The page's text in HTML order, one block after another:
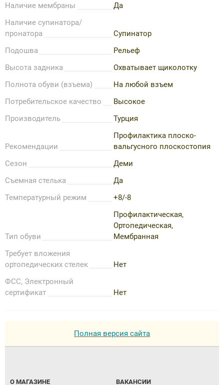
Наличие мембраны
Да
Наличие супинатора/
пронатора
Супинатор
Подошва
Рельеф
Высота задника
Охватывает щиколотку
Полнота обуви (взъема)
На любой взъем
Потребительское качество
Высокое
Производитель
Турция
Рекомендации
Профилактика плоско-
вальгусного плоскостопия
Сезон
Деми
Съемная стелька
Да
Температурный режим
+8/-8
Тип обуви
Профилактическая,
Ортопедическая,
Мембранная
Требует вложения
ортопедических стелек
Нет
ФСС, Электронный
сертификат
Нет
Полная версия сайта
О МАГАЗИНЕ ВАКАНСИИ